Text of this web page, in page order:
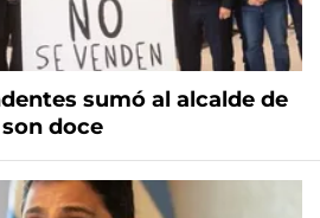
sumó al alcalde de
doce